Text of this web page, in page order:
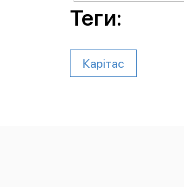
Теги:
Карітас